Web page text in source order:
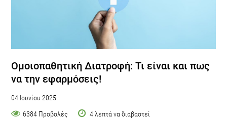
Ομοιοπαθητική Διατροφή: Τι είναι και πως
να την εφαρμόσεις!
04 Ιουνίου 2025
6384 Προβολές
4 λεπτά να διαβαστεί